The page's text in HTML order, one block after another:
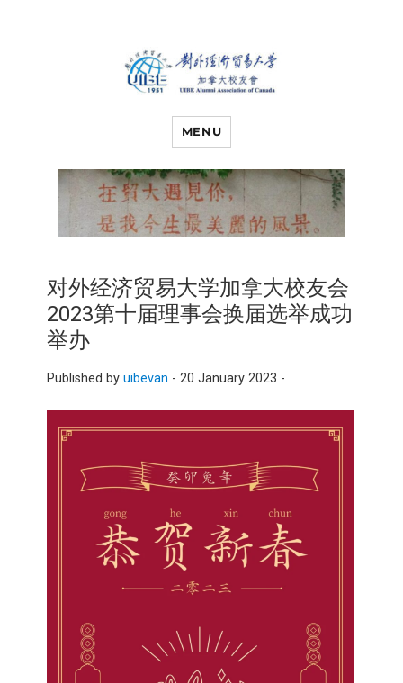
对外经济贸易
大学加拿大校
友会
MENU
对外经济贸易大学加拿大校友会
2023第十届理事会换届选举成功
举办
Published by uibevan - 20 January 2023 -